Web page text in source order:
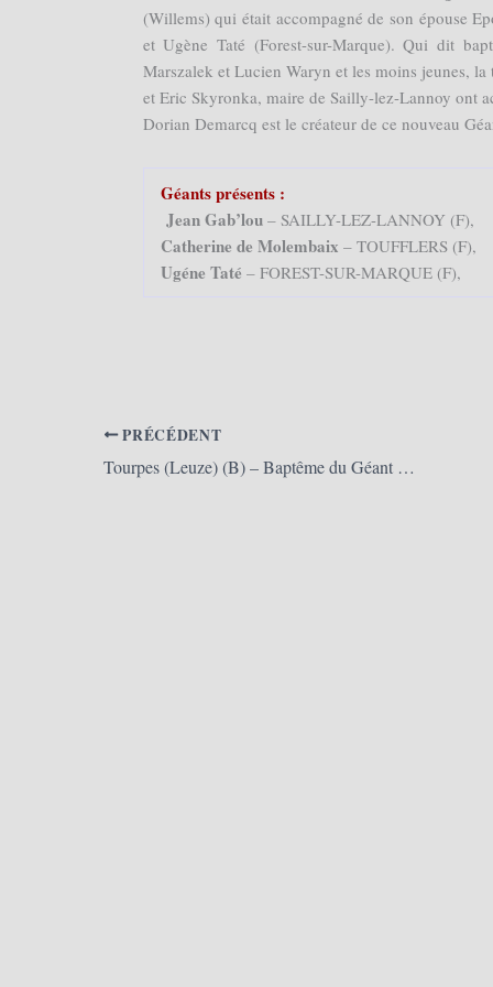
(Willems) qui était accompagné de son épouse
et Ugène Taté (Forest-sur-Marque). Qui dit
Marszalek et Lucien Waryn et les moins jeunes, la
et Eric Skyronka, maire de Sailly-lez-Lannoy ont
Dorian Demarcq est le créateur de ce nouveau
Géants présents :
Jean Gab’lou – SAILLY-LEZ-LANNOY (F),
Catherine de Molembaix – TOUFFLERS (F),
Ugéne Taté – FOREST-SUR-MARQUE (F),
PRÉCÉDENT
Tourpes (Leuze) (B) – Baptême du Géant Armand 2019 (18/05/2019)